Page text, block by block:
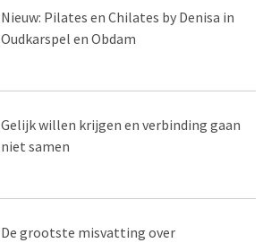
Nieuw: Pilates en Chilates by Denisa in
Oudkarspel en Obdam
Gelijk willen krijgen en verbinding gaan
niet samen
De grootste misvatting over